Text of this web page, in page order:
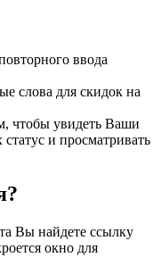
ввода
слова для скидок на
чтобы увидеть Ваши
и просматривать
Вы найдете ссылку
окно для